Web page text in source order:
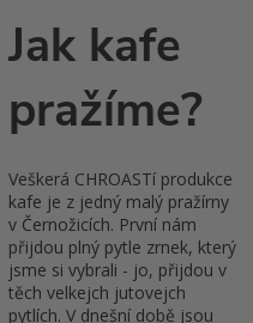
Jak kafe
pražíme?
Veškerá CHROASTí produkce
kafe je z jedný malý pražírny
v Černožicích. První nám
přijdou plný pytle zrnek, který
jsme si vybrali - jo, přijdou v
těch velkejch jutovejch
pytlích. V dnešní době jsou